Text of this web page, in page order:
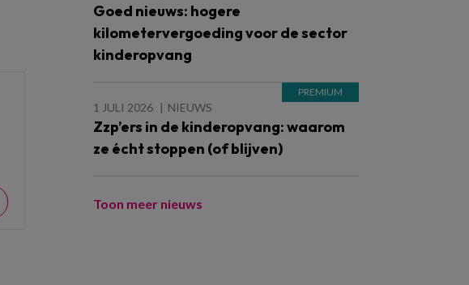
Goed nieuws: hogere
kilometervergoeding voor de sector
kinderopvang
1 JULI 2026 NIEUWS
Zzp’ers in de kinderopvang: waarom
ze écht stoppen (of blijven)
Toon meer nieuws